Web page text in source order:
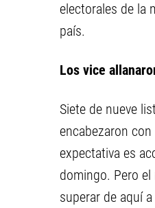
electorales de la
país.
Los vice
Siete de nueve
encabezaron
expectativa es
domingo. Pero
superar de aquí